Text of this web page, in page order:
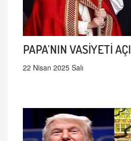
PAPA'NIN VASİYETİ
22 Nisan 2025 Salı